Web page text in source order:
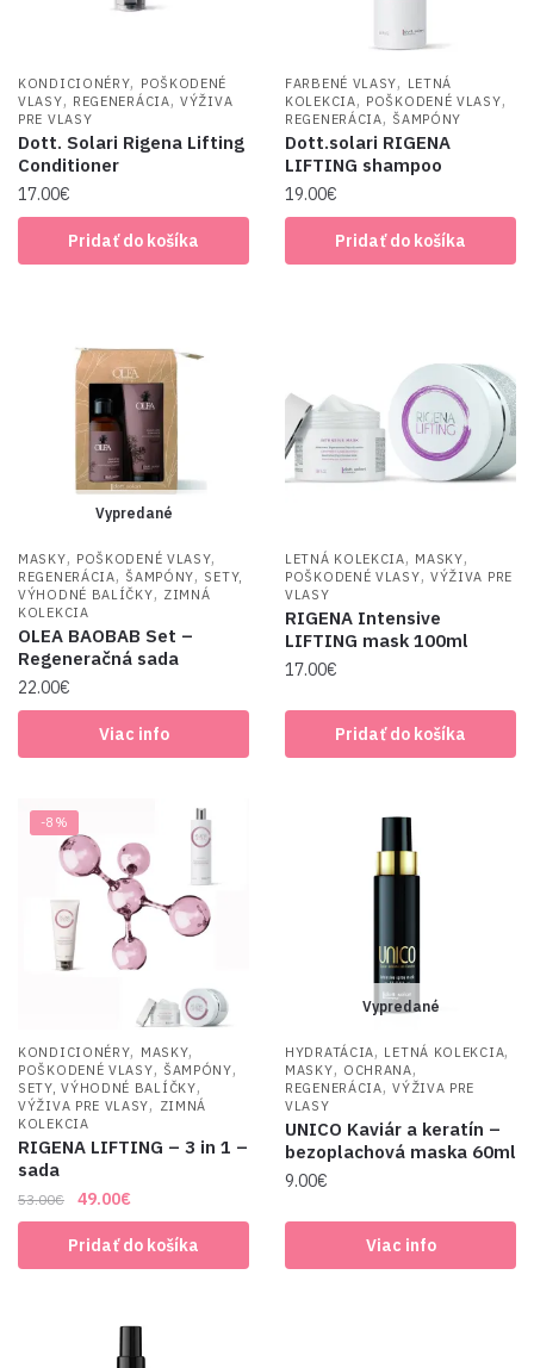
KONDICIONÉRY, POŠKODENÉ
VLASY, REGENERÁCIA,VÝŽIVA
PRE VLASY
Dott. Solari Rigena Lifting
Conditioner
17.00€
Pridať do košíka
FARBENÉ VLASY, LETNÁ
KOLEKCIA, POŠKODENÉ VLASY,
REGENERÁCIA, ŠAMPÓNY
Dott.solari RIGENA
LIFTING shampoo
19.00€
Pridať do košíka
Vypredané
MASKY, POŠKODENÉ VLASY,
REGENERÁCIA, ŠAMPÓNY, SETY,
VÝHODNÉ BALÍČKY, ZIMNÁ
KOLEKCIA
OLEA BAOBAB Set –
Regeneračná sada
22.00€
Viac info
LETNÁ KOLEKCIA, MASKY,
POŠKODENÉ VLASY, VÝŽIVA PRE
VLASY
RIGENA Intensive
LIFTING mask 100ml
17.00€
Pridať do košíka
-8%
KONDICIONÉRY, MASKY,
POŠKODENÉ VLASY, ŠAMPÓNY,
SETY, VÝHODNÉ BALÍČKY,
VÝŽIVA PRE VLASY, ZIMNÁ
KOLEKCIA
RIGENA LIFTING – 3 in 1 –
sada
53.00€
Original
price
was:
53.00€.
49.00€
price
is:
49.00€.
Pridať do košíka
Vypredané
HYDRATÁCIA, LETNÁ KOLEKCIA,
MASKY, OCHRANA,
REGENERÁCIA,VÝŽIVA PRE
VLASY
UNICO Kaviár a keratín –
bezoplachová maska 60ml
9.00€
Viac info